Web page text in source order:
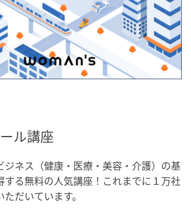
ル講座
ジネス（健康・医療・美容・介護）の基
する無料の人気講座！これまでに１万社
だいています。